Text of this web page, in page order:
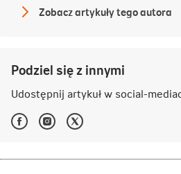
lek.
Zobacz artykuły tego autora
Podziel się z innymi
Udostępnij artykuł w social-
Facebook
-
się
Instagram
-
się
Twitter
-
się